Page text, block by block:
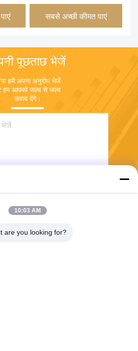
सबसे अच्छी कीमत पाएं
पूछताछ भेजें
हमें अपना अनुरोध भेजें
हम आपको जल्द से जल्द
जवाब देंगे।
10:03 AM
are you looking for?